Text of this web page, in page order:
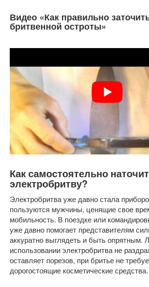
Видео «Как правильно
бритвенной остроты»
Как самостоятельно
электробритву?
Электробритва уже давно стала
пользуются мужчины, ценящие свое
мобильность. В поездке или
уже давно помогает представителям
аккуратно выглядеть и быть опрятным.
использовании электробритва не
оставляет порезов, при бритье не
дорогостоящие косметические средства.